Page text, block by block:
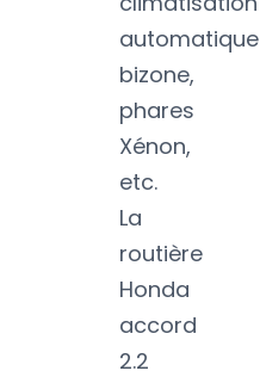
automatique
bizone,
phares
Xénon,
etc.
La
routière
Honda
accord
2.2